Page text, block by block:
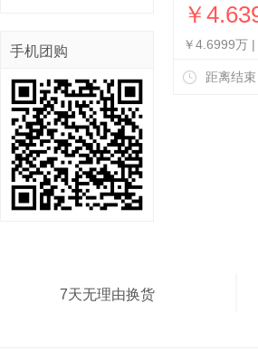
手机团购
￥
￥4.6999万 |
距离结束
7天无理由换货